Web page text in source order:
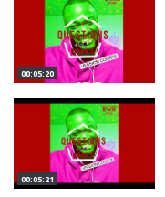
00:05:20
00:05:21